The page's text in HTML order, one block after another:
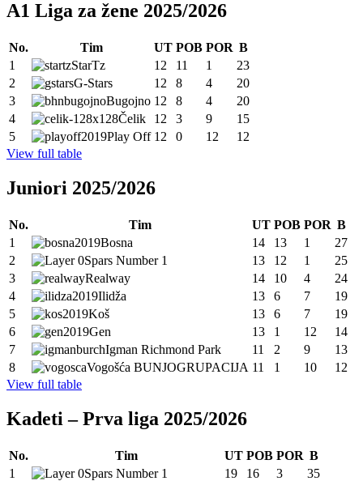
A1 Liga za žene 2025/2026
No. Tim UT POB POR B
1
StarTz 12 11 1
23
2
G-Stars 12 8 4
20
3
Bugojno 12 8 4
20
4
Čelik 12 3 9
15
5
Play Off 12 0 12
12
View full table
Juniori 2025/2026
No. Tim UT POB POR B
1
Bosna 14 13 1
27
2
Spars Number 1 13 12 1
25
3
Realway 14 10 4
24
4
Ilidža 13 6 7
19
5
Koš 13 6 7
19
6
Gen 13 1 12
14
7
Igman Richmond Park 11 2 9
13
8
Vogošća BUNJOGRUPACIJA 11 1 10
12
View full table
Kadeti – Prva liga 2025/2026
No. Tim UT POB POR B
1
Spars Number 1 19 16 3
35